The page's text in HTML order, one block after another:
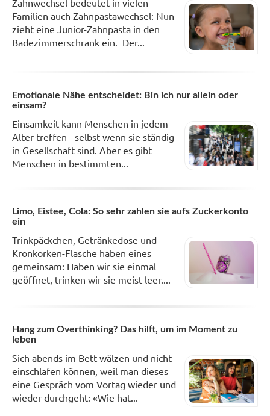
Familien auch Zahnpastawechsel: Nun
zieht eine Junior-Zahnpasta in den
Badezimmerschrank ein. Der...
Emotionale Nähe entscheidet: Bin ich nur allein oder
einsam?
Einsamkeit kann Menschen in jedem
Alter treffen - selbst wenn sie ständig
in Gesellschaft sind. Aber es gibt
Menschen in bestimmten...
Limo, Eistee, Cola: So sehr zahlen sie aufs Zuckerkonto
ein
Trinkpäckchen, Getränkedose und
Kronkorken-Flasche haben eines
gemeinsam: Haben wir sie einmal
geöffnet, trinken wir sie meist leer....
Hang zum Overthinking? Das hilft, um im Moment zu
leben
Sich abends im Bett wälzen und nicht
einschlafen können, weil man dieses
eine Gespräch vom Vortag wieder und
wieder durchgeht: «Wie hat...